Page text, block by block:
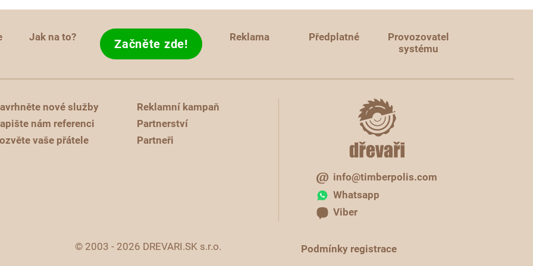
Jak na to? Začněte zde! Reklama Předplatné
Provozovatel
systému
nové služby
nám referenci
vaše přátele
Reklamní kampaň
Partnerství
Partneři
info@timberpolis.com
Whatsapp
Viber
© 2003 - 2026 DREVARI.SK s.r.o. Podmínky registrace